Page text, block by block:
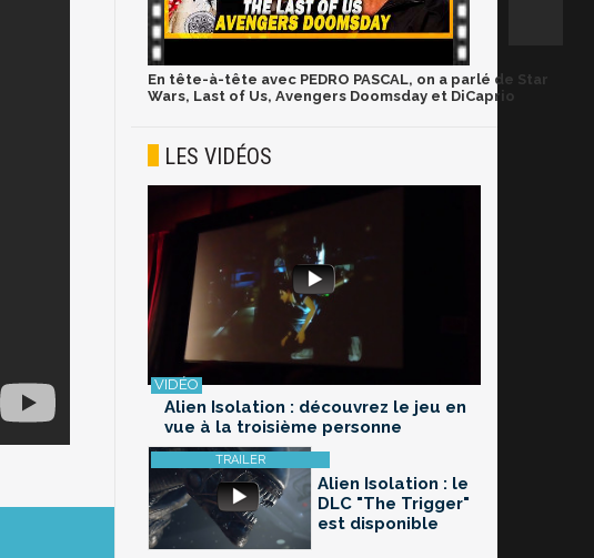
En tête-à-tête avec PEDRO PASCAL, on a parlé de Star
Wars, Last of Us, Avengers Doomsday et DiCaprio
LES VIDÉOS
Alien Isolation : découvrez le jeu en
vue à la troisième personne
Alien Isolation : le
DLC "The Trigger"
est disponible